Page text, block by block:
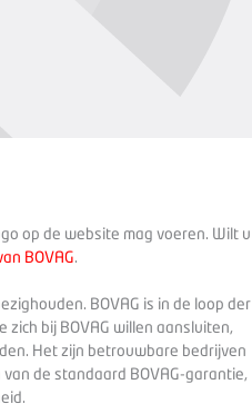
op de website mag voeren. Wilt u
BOVAG.
BOVAG is in de loop der
bij BOVAG willen aansluiten,
Het zijn betrouwbare bedrijven
de standaard BOVAG-garantie,